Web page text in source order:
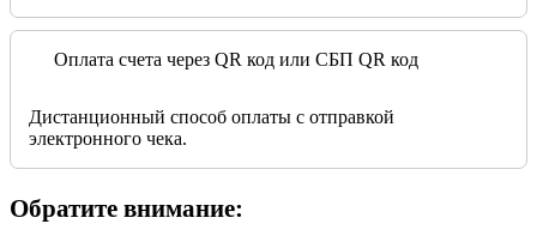
Оплата счета через QR код или СБП QR код
Дистанционный способ оплаты с отправкой
электронного чека.
Обратите внимание: